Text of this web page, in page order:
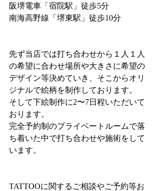
阪堺電車「宿院駅」徒歩5分
南海高野線「堺東駅」徒歩10分
先ず当店では打ち合わせから１人１人
の希望に合わせ場所や大きさに希望の
デザイン等決めていき、そこからオリ
ジナルで絵柄を制作しております。
そして下絵制作に2〜7日程いただいて
おります。
完全予約制のプライベートルームで落
ち着いた中で打ち合わせや施術をして
います。
TATTOOに関するご相談やご予約等お